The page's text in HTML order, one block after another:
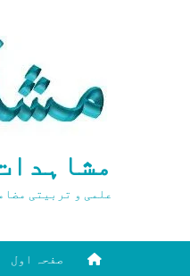
علمی و تربیتی
صفحہ اول